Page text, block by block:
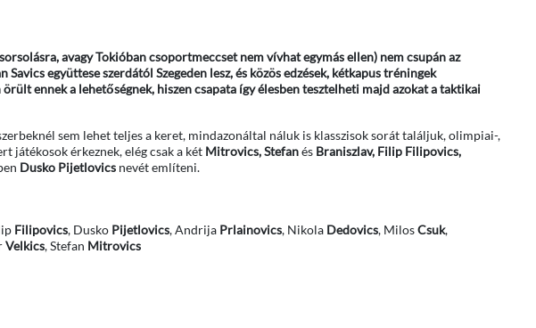
avagy Tokióban csoportmeccset nem vívhat egymás ellen) nem csupán az
együttese szerdától Szegeden lesz, és közös edzések, kétkapus tréningek
ennek a lehetőségnek, hiszen csapata így élesben tesztelheti majd azokat a taktikai
sem lehet teljes a keret, mindazonáltal náluk is klasszisok sorát találjuk, olimpiai-,
játékosok érkeznek, elég csak a két Mitrovics, Stefanés Braniszlav, Filip Filipovics,
Dusko Pijetlovicsnevét említeni.
Filipovics, Dusko Pijetlovics, Andrija Prlainovics, Nikola Dedovics, MilosCsuk,
Velkics, Stefan Mitrovics